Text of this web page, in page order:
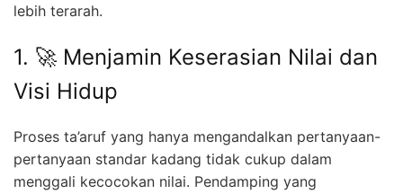
lebih terarah.
1. 🚀 Menjamin Keserasian Nilai dan
Visi Hidup
Proses ta’aruf yang hanya mengandalkan pertanyaan-
pertanyaan standar kadang tidak cukup dalam
menggali kecocokan nilai. Pendamping yang